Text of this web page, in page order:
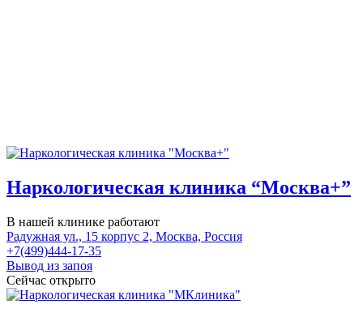
Наркологическая клиника “Москва+”
В нашей клинике работают
Радужная ул., 15 корпус 2, Москва, Россия
+7(499)444-17-35
Вывод из запоя
Сейчас открыто